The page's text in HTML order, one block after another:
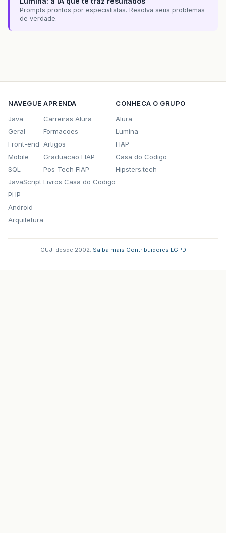
Prompts prontos por especialistas. Resolva seus problemas
de verdade.
NAVEGUE
Java
Geral
Front-end
Mobile
SQL
JavaScript
PHP
Android
Arquitetura
APRENDA
Carreiras Alura
Formacoes
Artigos
Graduacao FIAP
Pos-Tech FIAP
Livros Casa do Codigo
CONHECA O GRUPO
Alura
Lumina
FIAP
Casa do Codigo
Hipsters.tech
GUJ: desde 2002. Saiba mais Contribuidores LGPD